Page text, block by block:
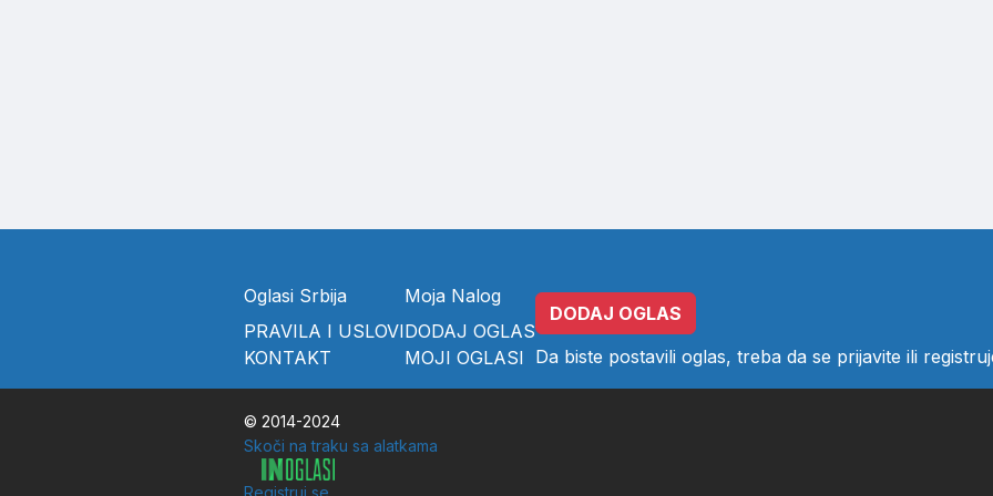
Oglasi Srbija
PRAVILA I USLOVI
KONTAKT
Moja Nalog
DODAJ OGLAS
MOJI OGLASI
DODAJ OGLAS
Da biste postavili oglas, treba da se prijavite ili
© 2014-2024
Skoči na traku sa alatkama